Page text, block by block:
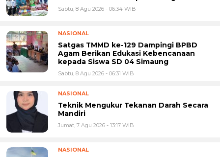
Sabtu, 8 Agu 2026 - 06:34 WIB
NASIONAL
Satgas TMMD ke-129 Dampingi BPBD
Agam Berikan Edukasi Kebencanaan
kepada Siswa SD 04 Simaung
Sabtu, 8 Agu 2026 - 06:31 WIB
NASIONAL
Teknik Mengukur Tekanan Darah Secara
Mandiri
Jumat, 7 Agu 2026 - 13:17 WIB
NASIONAL